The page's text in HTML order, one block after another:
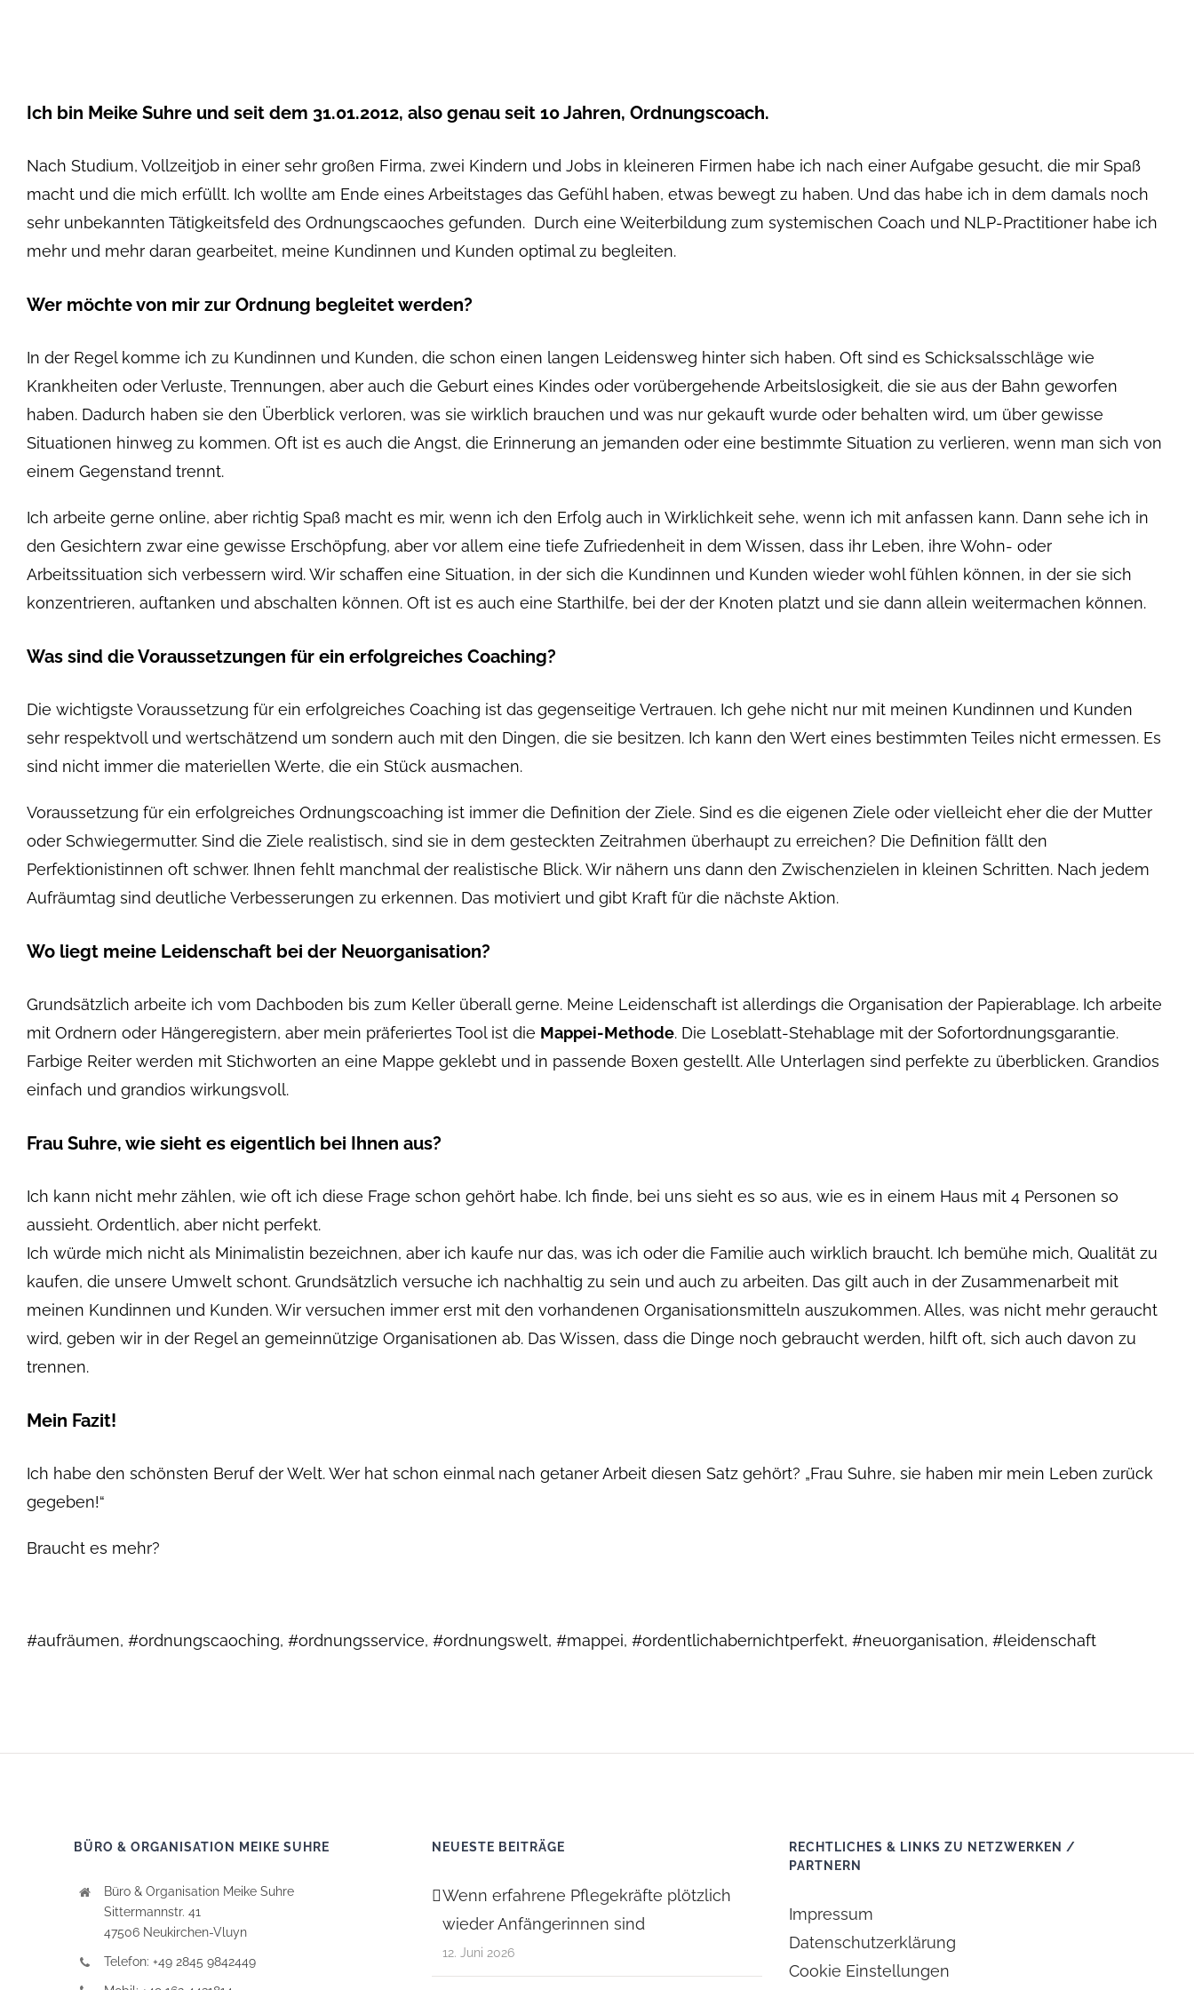
Ich bin Meike Suhre und seit dem 31.01.2012, also genau seit 10 Jahren, Ordnungscoach.
Nach Studium, Vollzeitjob in einer sehr großen Firma, zwei Kindern und Jobs in kleineren Firmen habe ich nach einer Aufgabe gesucht, die mir Spaß
macht und die mich erfüllt. Ich wollte am Ende eines Arbeitstages das Gefühl haben, etwas bewegt zu haben. Und das habe ich in dem damals noch
sehr unbekannten Tätigkeitsfeld des Ordnungscaoches gefunden. Durch eine Weiterbildung zum systemischen Coach und NLP-Practitioner habe ich
mehr und mehr daran gearbeitet, meine Kundinnen und Kunden optimal zu begleiten.
Wer möchte von mir zur Ordnung begleitet werden?
In der Regel komme ich zu Kundinnen und Kunden, die schon einen langen Leidensweg hinter sich haben. Oft sind es Schicksalsschläge wie
Krankheiten oder Verluste, Trennungen, aber auch die Geburt eines Kindes oder vorübergehende Arbeitslosigkeit, die sie aus der Bahn geworfen
haben. Dadurch haben sie den Überblick verloren, was sie wirklich brauchen und was nur gekauft wurde oder behalten wird, um über gewisse
Situationen hinweg zu kommen. Oft ist es auch die Angst, die Erinnerung an jemanden oder eine bestimmte Situation zu verlieren, wenn man sich von
einem Gegenstand trennt.
Ich arbeite gerne online, aber richtig Spaß macht es mir, wenn ich den Erfolg auch in Wirklichkeit sehe, wenn ich mit anfassen kann. Dann sehe ich in
den Gesichtern zwar eine gewisse Erschöpfung, aber vor allem eine tiefe Zufriedenheit in dem Wissen, dass ihr Leben, ihre Wohn- oder
Arbeitssituation sich verbessern wird. Wir schaffen eine Situation, in der sich die Kundinnen und Kunden wieder wohl fühlen können, in der sie sich
konzentrieren, auftanken und abschalten können. Oft ist es auch eine Starthilfe, bei der der Knoten platzt und sie dann allein weitermachen können.
Was sind die Voraussetzungen für ein erfolgreiches Coaching?
Die wichtigste Voraussetzung für ein erfolgreiches Coaching ist das gegenseitige Vertrauen. Ich gehe nicht nur mit meinen Kundinnen und Kunden
sehr respektvoll und wertschätzend um sondern auch mit den Dingen, die sie besitzen. Ich kann den Wert eines bestimmten Teiles nicht ermessen. Es
sind nicht immer die materiellen Werte, die ein Stück ausmachen.
Voraussetzung für ein erfolgreiches Ordnungscoaching ist immer die Definition der Ziele. Sind es die eigenen Ziele oder vielleicht eher die der Mutter
oder Schwiegermutter. Sind die Ziele realistisch, sind sie in dem gesteckten Zeitrahmen überhaupt zu erreichen? Die Definition fällt den
Perfektionistinnen oft schwer. Ihnen fehlt manchmal der realistische Blick. Wir nähern uns dann den Zwischenzielen in kleinen Schritten. Nach jedem
Aufräumtag sind deutliche Verbesserungen zu erkennen. Das motiviert und gibt Kraft für die nächste Aktion.
Wo liegt meine Leidenschaft bei der Neuorganisation?
Grundsätzlich arbeite ich vom Dachboden bis zum Keller überall gerne. Meine Leidenschaft ist allerdings die Organisation der Papierablage. Ich arbeite
mit Ordnern oder Hängeregistern, aber mein präferiertes Tool ist die Mappei-Methode. Die Loseblatt-Stehablage mit der Sofortordnungsgarantie.
Farbige Reiter werden mit Stichworten an eine Mappe geklebt und in passende Boxen gestellt. Alle Unterlagen sind perfekte zu überblicken. Grandios
einfach und grandios wirkungsvoll.
Frau Suhre, wie sieht es eigentlich bei Ihnen aus?
Ich kann nicht mehr zählen, wie oft ich diese Frage schon gehört habe. Ich finde, bei uns sieht es so aus, wie es in einem Haus mit 4 Personen so
aussieht. Ordentlich, aber nicht perfekt.
Ich würde mich nicht als Minimalistin bezeichnen, aber ich kaufe nur das, was ich oder die Familie auch wirklich braucht. Ich bemühe mich, Qualität zu
kaufen, die unsere Umwelt schont. Grundsätzlich versuche ich nachhaltig zu sein und auch zu arbeiten. Das gilt auch in der Zusammenarbeit mit
meinen Kundinnen und Kunden. Wir versuchen immer erst mit den vorhandenen Organisationsmitteln auszukommen. Alles, was nicht mehr geraucht
wird, geben wir in der Regel an gemeinnützige Organisationen ab. Das Wissen, dass die Dinge noch gebraucht werden, hilft oft, sich auch davon zu
trennen.
Mein Fazit!
Ich habe den schönsten Beruf der Welt. Wer hat schon einmal nach getaner Arbeit diesen Satz gehört? „Frau Suhre, sie haben mir mein Leben zurück
gegeben!“
Braucht es mehr?
#aufräumen, #ordnungscaoching, #ordnungsservice, #ordnungswelt, #mappei, #ordentlichabernichtperfekt, #neuorganisation, #leidenschaft
BÜRO & ORGANISATION MEIKE SUHRE
Büro & Organisation Meike Suhre
Sittermannstr. 41
47506 Neukirchen-Vluyn
Telefon: +49 2845 9842449
NEUESTE BEITRÄGE
Wenn erfahrene Pflegekräfte plötzlich
wieder Anfängerinnen sind
12. Juni 2026
RECHTLICHES & LINKS ZU NETZWERKEN /
PARTNERN
Impressum
Datenschutzerklärung
Cookie Einstellungen